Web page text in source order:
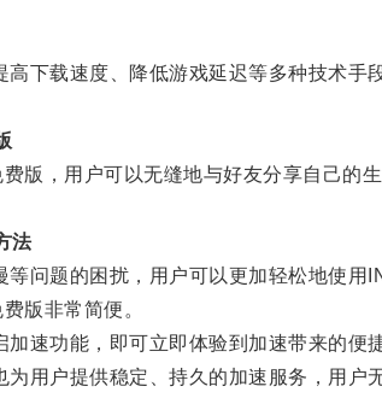
载速度、降低游戏延迟等多种技术手
，用户可以无缝地与好友分享自己的生
法
题的困扰，用户可以更加轻松地使用
版非常简便。
功能，即可立即体验到加速带来的便捷
户提供稳定、持久的加速服务，用户